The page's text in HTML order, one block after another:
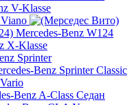
V-Klasse
Mercedes-Benz W124
X-Klasse
Sprinter
Benz Sprinter Classic
Benz A-Class Седан